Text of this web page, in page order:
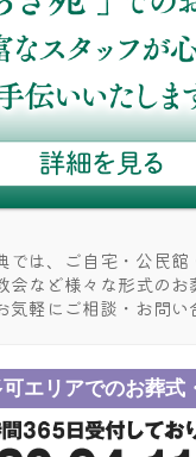
では、ご自宅・公民館
会など様々な形式のお
気軽にご相談・お問い
エリアでのお葬式